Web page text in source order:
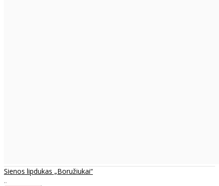
Sienos lipdukas „Boružiukai“
..